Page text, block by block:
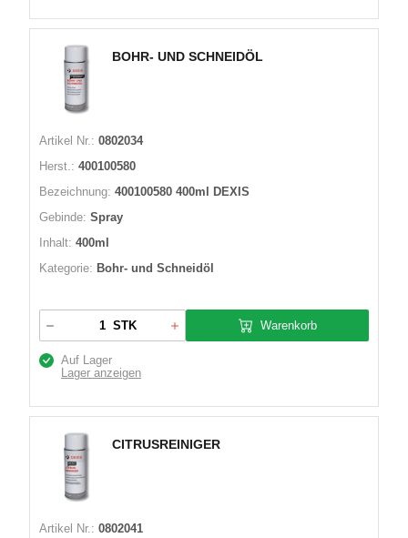
BOHR- UND SCHNEIDÖL
Artikel Nr.: 0802034
Herst.: 400100580
Bezeichnung: 400100580 400ml DEXIS
Gebinde: Spray
Inhalt: 400ml
Kategorie: Bohr- und Schneidöl
STK Warenkorb
Auf Lager
Lager anzeigen
CITRUSREINIGER
Artikel Nr.: 0802041